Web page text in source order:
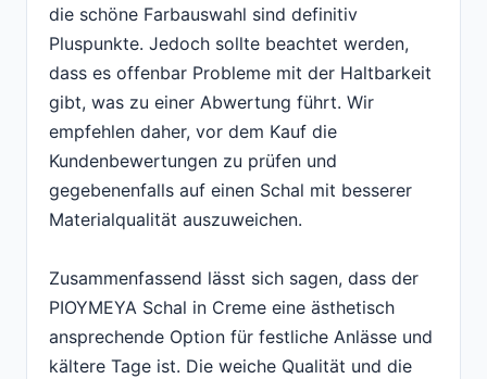
die schöne Farbauswahl sind definitiv
Pluspunkte. Jedoch sollte beachtet werden,
dass es offenbar Probleme mit der Haltbarkeit
gibt, was zu einer Abwertung führt. Wir
empfehlen daher, vor dem Kauf die
Kundenbewertungen zu prüfen und
gegebenenfalls auf einen Schal mit besserer
Materialqualität auszuweichen.
Zusammenfassend lässt sich sagen, dass der
PIOYMEYA Schal in Creme eine ästhetisch
ansprechende Option für festliche Anlässe und
kältere Tage ist. Die weiche Qualität und die